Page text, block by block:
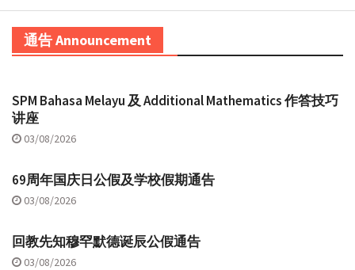
通告 Announcement
SPM Bahasa Melayu 及 Additional Mathematics 作答技巧
讲座
03/08/2026
69周年国庆日公假及学校假期通告
03/08/2026
回教先知穆罕默德诞辰公假通告
03/08/2026